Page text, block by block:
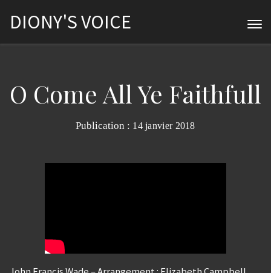
DIONY'S VOICE
O Come All Ye Faithfull
Publication : 14 janvier 2018